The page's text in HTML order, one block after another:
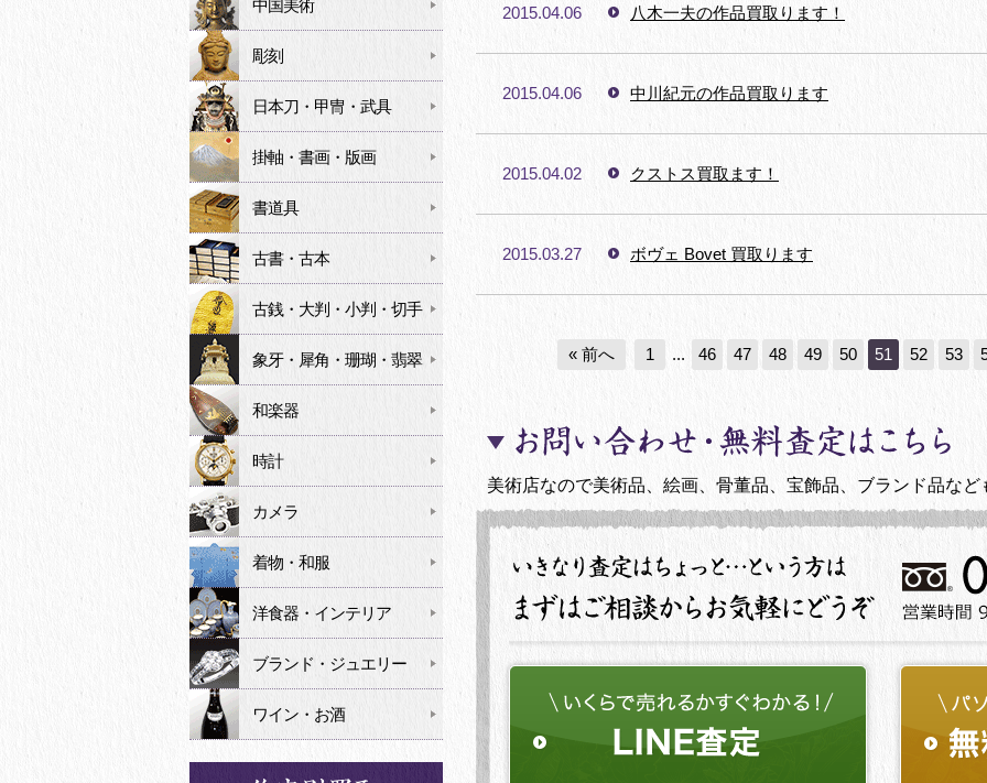
2015.04.06 八木一夫の作品買取ります！
2015.04.06 中川紀元の作品買取ります
2015.04.02 クストス買取ます！
2015.03.27 ボヴェ Bovet 買取ります
« 前へ 1 ... 46 47 48 49 50 51 52 53
美術店なので美術品、絵画、骨董品、宝飾品、ブランド品な
中国美術
彫刻
日本刀・甲冑・武具
掛軸・書画・版画
書道具
古書・古本
古銭・大判・小判・切手
象牙・犀角・珊瑚・翡翠
和楽器
時計
カメラ
着物・和服
洋食器・インテリア
ブランド・ジュエリー
ワイン・お酒